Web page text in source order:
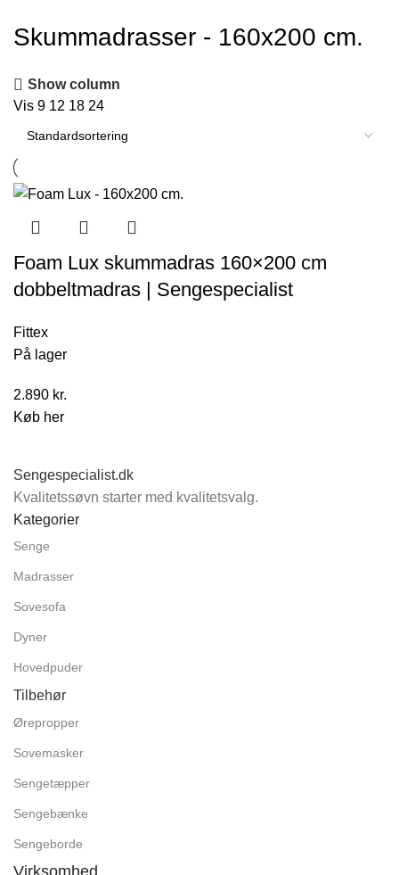
Skummadrasser - 160x200 cm.
Show column
Vis 9 12 18 24
Foam Lux skummadras 160×200 cm
dobbeltmadras | Sengespecialist
Fittex
På lager
2.890 kr.
Køb her
Sengespecialist.dk
Kvalitetssøvn starter med kvalitetsvalg.
Kategorier
Senge
Madrasser
Sovesofa
Dyner
Hovedpuder
Tilbehør
Ørepropper
Sovemasker
Sengetæpper
Sengebænke
Sengeborde
Virksomhed